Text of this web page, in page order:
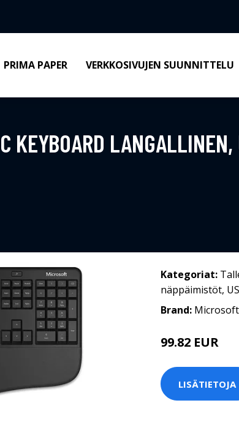
PRIMA PAPER VERKKOSIVUJEN SUUNNITTELU
KEYBOARD
Kategoriat:
näppäimistöt,
Brand: Microsoft
99.82 EUR
LISÄTIETOJA